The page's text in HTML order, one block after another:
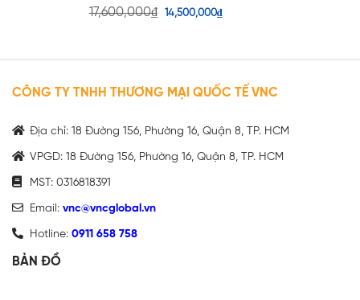
17,600,000₫ 14,500,000₫
CÔNG TY TNHH THƯƠNG MẠI QUỐC TẾ VNC
Địa chỉ: 18 Đường 156, Phường 16, Quận 8, TP. HCM
VPGD: 18 Đường 156, Phường 16, Quận 8, TP. HCM
MST: 0316818391
Email: vnc@vncglobal.vn
Hotline: 0911 658 758
BẢN ĐỒ